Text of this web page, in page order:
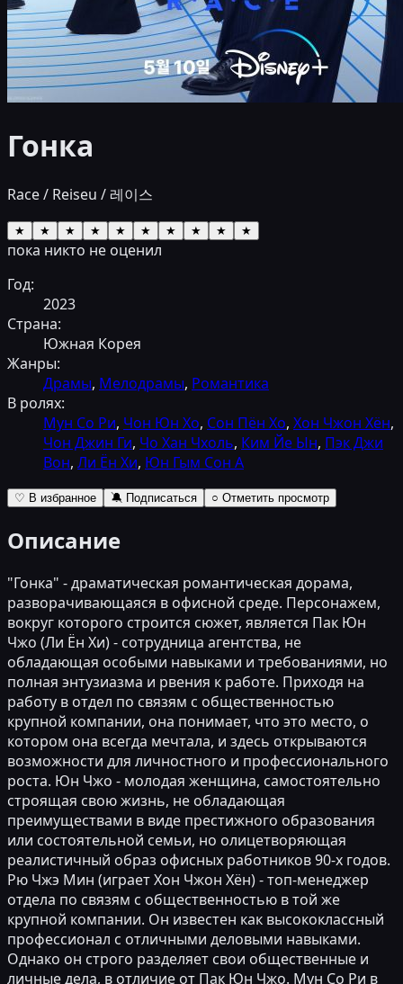
Гонка
Race / Reiseu / 레이스
★ ★ ★ ★ ★ ★ ★ ★ ★ ★
пока никто не оценил
Год:
2023
Страна:
Южная Корея
Жанры:
Драмы, Мелодрамы, Романтика
В ролях:
Мун Со Ри, Чон Юн Хо, Сон Пён Хо, Хон Чжон Хён,
Чон Джин Ги, Чо Хан Чхоль, Ким Йе Ын, Пэк Джи
Вон, Ли Ён Хи, Юн Гым Сон А
♡ В избранное 🔕 Подписаться ○ Отметить просмотр
Описание
"Гонка" - драматическая романтическая дорама,
разворачивающаяся в офисной среде. Персонажем,
вокруг которого строится сюжет, является Пак Юн
Чжо (Ли Ён Хи) - сотрудница агентства, не
обладающая особыми навыками и требованиями, но
полная энтузиазма и рвения к работе. Приходя на
работу в отдел по связям с общественностью
крупной компании, она понимает, что это место, о
котором она всегда мечтала, и здесь открываются
возможности для личностного и профессионального
роста. Юн Чжо - молодая женщина, самостоятельно
строящая свою жизнь, не обладающая
преимуществами в виде престижного образования
или состоятельной семьи, но олицетворяющая
реалистичный образ офисных работников 90-х годов.
Рю Чжэ Мин (играет Хон Чжон Хён) - топ-менеджер
отдела по связям с общественностью в той же
крупной компании. Он известен как высококлассный
профессионал с отличными деловыми навыками.
Однако он строго разделяет свои общественные и
личные дела, в отличие от Пак Юн Чжо. Мун Со Ри в